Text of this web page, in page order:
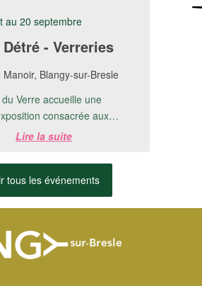
au 20 septembre
- Verreries
Manoir, Blangy-sur-Bresle
Verre accueille une
consacrée aux
Michel Detré.📅 Du 8 juillet
Lire la suite
tous les événements